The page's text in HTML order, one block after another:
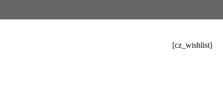
[cz_wishlist]